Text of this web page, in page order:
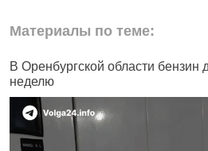
Материалы по теме:
В Оренбургской области бензин
неделю